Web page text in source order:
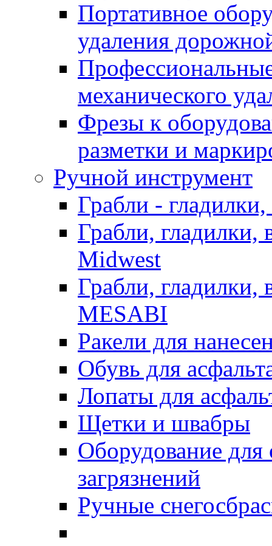
Портативное
удаления
механического
Фрезы к
разметки и
Ручной инструмент
Грабли -
Грабли, гладилки,
Midwest
Грабли, гладилки,
MESABI
Ракели для
Обувь для
Лопаты для
Щетки и швабры
Оборудование для
загрязнений
Ручные